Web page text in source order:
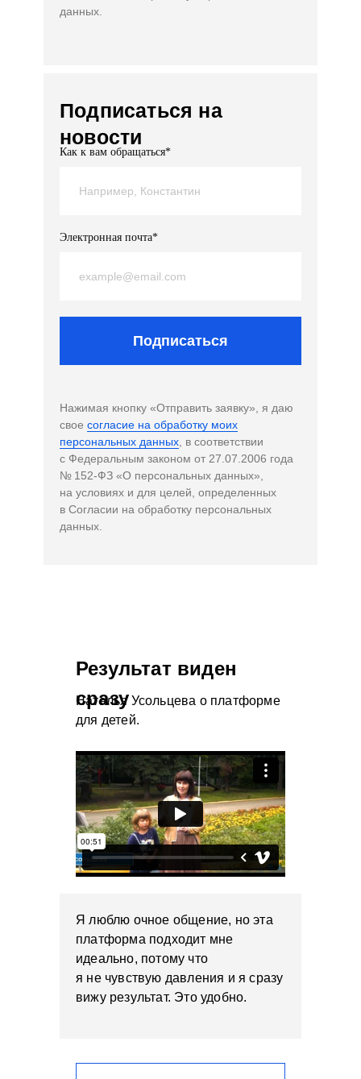
данных.
Подписаться на
новости
Как к вам обращаться*
Электронная почта*
Подписаться
Нажимая кнопку «Отправить заявку», я даю
свое согласие на обработку моих
персональных данных , в соответствии
с Федеральным законом от 27.07.2006 года
№ 152-ФЗ «О персональных данных»,
на условиях и для целей, определенных
в Согласии на обработку персональных
данных.
Результат виден
сразу
Наталья Усольцева о платформе
для детей.
Я люблю очное общение, но эта
платформа подходит мне
идеально, потому что
я не чувствую давления и я сразу
вижу результат. Это удобно.